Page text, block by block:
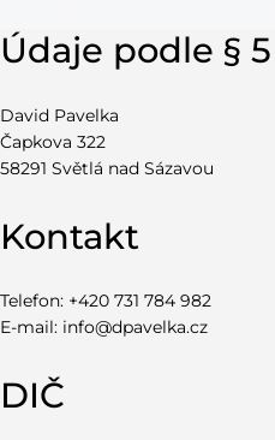
Údaje podle § 5
David Pavelka
Čapkova 322
58291 Světlá nad Sázavou
Kontakt
Telefon: +420 731 784 982
E-mail: info@dpavelka.cz
DIČ